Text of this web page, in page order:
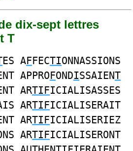
dix-sept lettres
T
ES AFFECTIONNASSIONS
APPROFONDISSAIENT
ARTIFICIALISASSES
ARTIFICIALISERAIT
ARTIFICIALISERIEZ
ARTIFICIALISERONT